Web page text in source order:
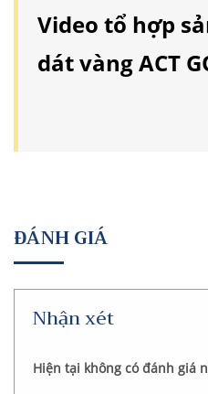
Video tổ hợp
dát vàng ACT
ĐÁNH GIÁ
Nhận xét
Hiện tại không có đánh giá